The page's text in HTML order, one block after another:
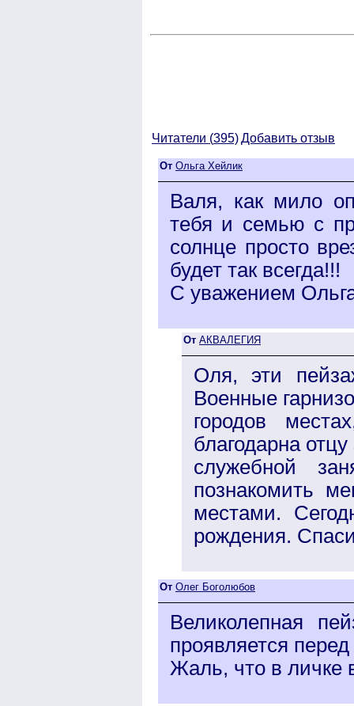
Читатели (395)Добавить отзыв
От Ольга Хейлик
Валя, как мило
тебя и семью с
солнце просто
будет так всегда!!!
С уважением
От АКВАЛЕГИЯ
Оля, эти
Военные
городов
благодарна
служебной
познакомить
местами.
рождения.
От Олег Боголюбов
Великолепная
проявляется
Жаль, что в личке